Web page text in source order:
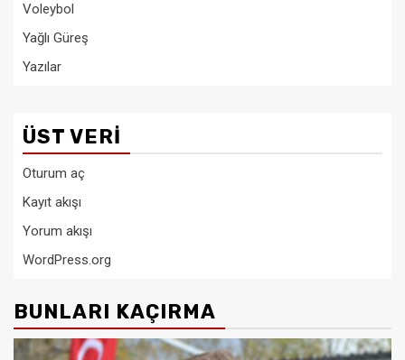
Voleybol
Yağlı Güreş
Yazılar
ÜST VERI
Oturum aç
Kayıt akışı
Yorum akışı
WordPress.org
BUNLARI KAÇIRMA